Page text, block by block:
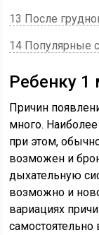
13 После
14 Популярные
Ребенку 1
Причин
много.
при этом,
возможен и
дыхательную
возможно и
вариациях
самостоятельно